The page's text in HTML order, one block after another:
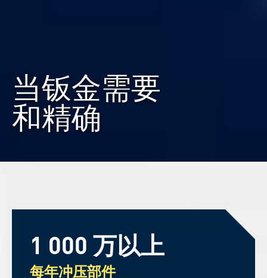
当钣金需要
和精确
1 000 万以上
每年冲压部件